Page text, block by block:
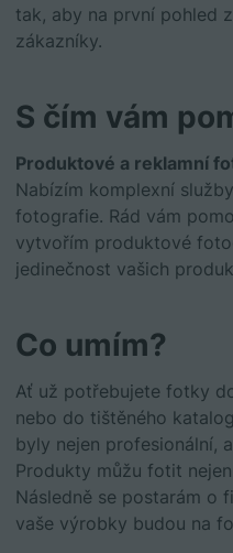
tak, aby na první pohled
zákazníky.
S čím vám
Produktové a reklamní
Nabízím komplexní
fotografie. Rád vám
vytvořím produktové
jedinečnost vašich
Co umím?
Ať už potřebujete fotky
nebo do tištěného
byly nejen profesionální,
Produkty můžu fotit
Následně se postarám o
vaše výrobky budou na